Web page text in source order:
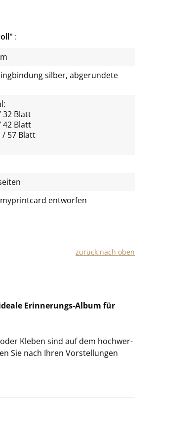
silber, abgerundete
32 Blatt
42 Blatt
/ 57 Blatt
myprintcard entworfen
zu­rück nach oben
Erinnerungs-​Album für
Kle­ben sind auf dem hoch­wer­
Sie nach Ihren Vor­stel­lun­gen